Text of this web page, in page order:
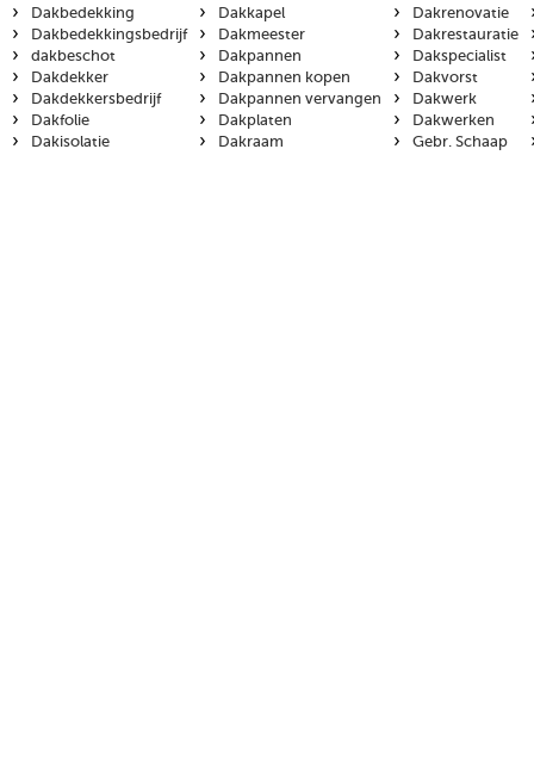
›
Dakbedekking
› Dakbedekkingsbedrijf
› dakbeschot
› Dakdekker
› Dakdekkersbedrijf
› Dakfolie
› Dakisolatie
› Dakkapel
› Dakmeester
› Dakpannen
› Dakpannen kopen
› Dakpannen vervangen
› Dakplaten
› Dakraam
› Dakrenovatie
› Dakrestauratie
› Dakspecialist
› Dakvorst
› Dakwerk
› Dakwerken
› Gebr. Schaap